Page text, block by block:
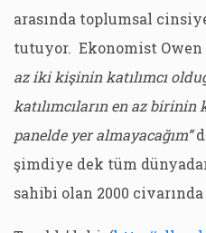
arasında toplumsal
tutuyor. Ekonomist Owen
az iki kişinin katılımcı
katılımcıların en az birinin
panelde yer almayacağım”
şimdiye dek tüm
sahibi olan 2000